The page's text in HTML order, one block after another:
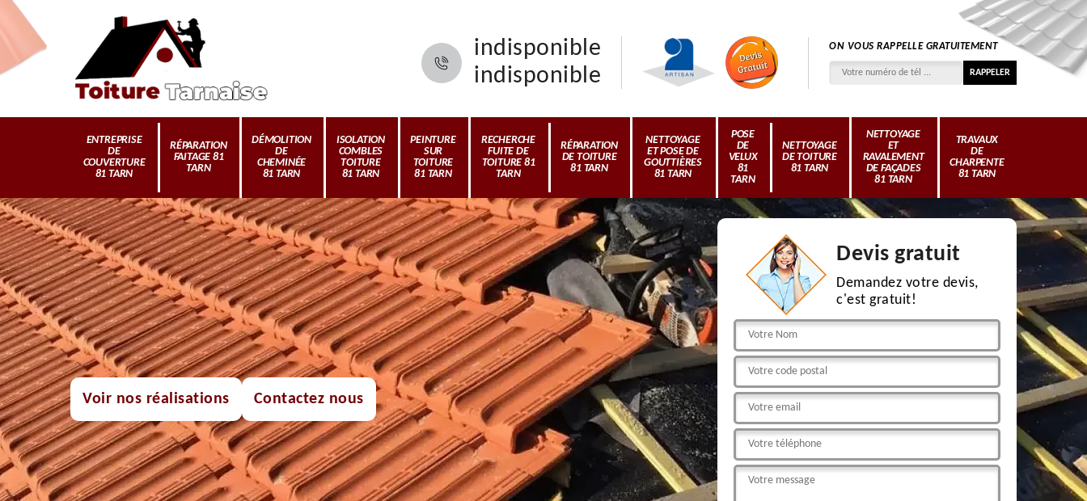
indisponible
indisponible
ON VOUS RAPPELLE GRATUITEMENT
ENTREPRISE
DE
COUVERTURE
81 TARN
RÉPARATION
FAITAGE 81
TARN
DÉMOLITION
DE
CHEMINÉE
81 TARN
ISOLATION
COMBLES
TOITURE
81 TARN
PEINTURE
SUR
TOITURE
81 TARN
RECHERCHE
FUITE DE
TOITURE 81
TARN
RÉPARATION
DE TOITURE
81 TARN
NETTOYAGE
ET POSE DE
GOUTTIÈRES
81 TARN
POSE
DE
VELUX
81
TARN
NETTOYAGE
DE TOITURE
81 TARN
NETTOYAGE
ET
RAVALEMENT
DE FAÇADES
81 TARN
TRAVAUX
DE
CHARPENTE
81 TARN
Voir nos réalisations Contactez nous
Devis gratuit
Demandez votre devis,
c'est gratuit!